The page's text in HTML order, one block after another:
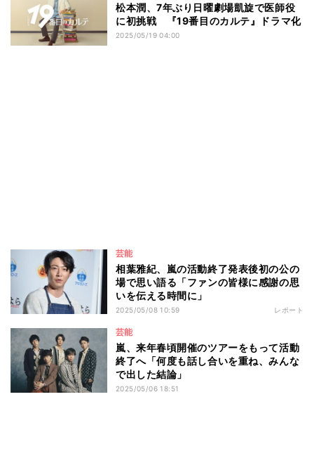
松本潤、7年ぶり日曜劇場凱旋で医師役
に初挑戦 『19番目のカルテ』ドラマ化
2025/05/19 04:00
芸能
相葉雅紀、嵐の活動終了発表後初の公の
場で思い語る「ファンの皆様に感謝の思
いを伝える時間に」
2025/05/08 10:59 レポート
芸能
嵐、来年春頃開催のツアーをもって活動
終了へ「何度も話し合いを重ね、みんな
で出した結論」
2025/05/06 18:51